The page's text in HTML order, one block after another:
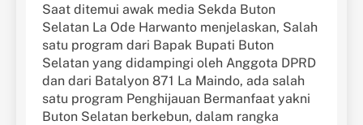
Saat ditemui awak media Sekda Buton
Selatan La Ode Harwanto menjelaskan, Salah
satu program dari Bapak Bupati Buton
Selatan yang didampingi oleh Anggota DPRD
dan dari Batalyon 871 La Maindo, ada salah
satu program Penghijauan Bermanfaat yakni
Buton Selatan berkebun, dalam rangka